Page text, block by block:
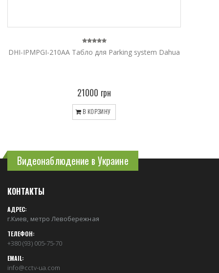
DHI-IPMPGI-210AA Tабло для Parking system Dahua
21000 грн
В КОРЗИНУ
Видеонаблюдение в Украине
КОНТАКТЫ
АДРЕС:
г.Киев, метро Левобережная
ТЕЛЕФОН:
+380 (93) 005-75-70
EMAIL:
info@cctv-ua.com